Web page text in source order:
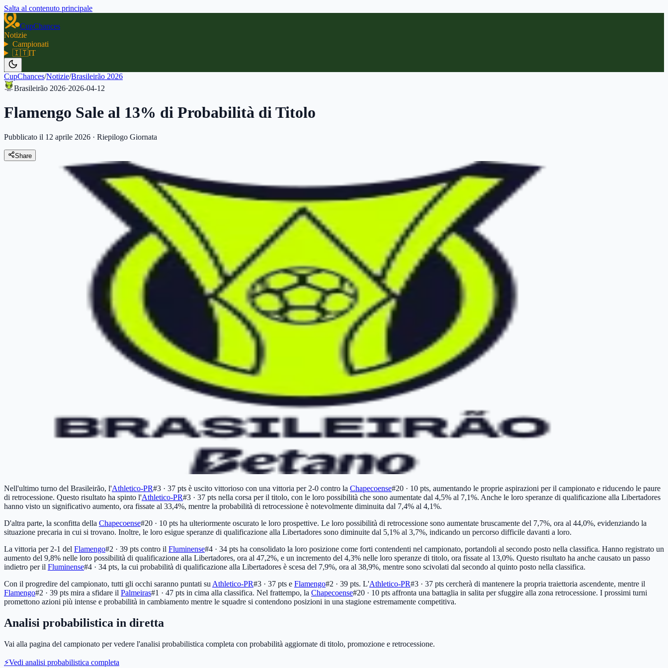
Salta al contenuto principale
CupChances
Notizie
Campionati
🇮🇹IT
CupChances/Notizie/Brasileirão 2026
Brasileirão 2026·2026-04-12
Flamengo Sale al 13% di Probabilità di Titolo
Pubblicato il 12 aprile 2026 · Riepilogo Giornata
Share
Nell'ultimo turno del Brasileirão, l'Athletico-PR#3 · 37 pts è uscito vittorioso con una vittoria per 2-0 contro la Chapecoense#20 · 10 pts, aumentando le proprie aspirazioni per il campionato e riducendo le paure
di retrocessione. Questo risultato ha spinto l'Athletico-PR#3 · 37 pts nella corsa per il titolo, con le loro possibilità che sono aumentate dal 4,5% al 7,1%. Anche le loro speranze di qualificazione alla Libertadores
hanno visto un significativo aumento, ora fissate al 33,4%, mentre la probabilità di retrocessione è notevolmente diminuita dal 7,4% al 4,1%.
D'altra parte, la sconfitta della Chapecoense#20 · 10 pts ha ulteriormente oscurato le loro prospettive. Le loro possibilità di retrocessione sono aumentate bruscamente del 7,7%, ora al 44,0%, evidenziando la
situazione precaria in cui si trovano. Inoltre, le loro esigue speranze di qualificazione alla Libertadores sono diminuite dal 5,1% al 3,7%, indicando un percorso difficile davanti a loro.
La vittoria per 2-1 del Flamengo#2 · 39 pts contro il Fluminense#4 · 34 pts ha consolidato la loro posizione come forti contendenti nel campionato, portandoli al secondo posto nella classifica. Hanno registrato un
aumento del 9,8% nelle loro possibilità di qualificazione alla Libertadores, ora al 47,2%, e un incremento del 4,3% nelle loro speranze di titolo, ora fissate al 13,0%. Questo risultato ha anche causato un passo
indietro per il Fluminense#4 · 34 pts, la cui probabilità di qualificazione alla Libertadores è scesa del 7,9%, ora al 38,9%, mentre sono scivolati dal secondo al quinto posto nella classifica.
Con il progredire del campionato, tutti gli occhi saranno puntati su Athletico-PR#3 · 37 pts e Flamengo#2 · 39 pts. L'Athletico-PR#3 · 37 pts cercherà di mantenere la propria traiettoria ascendente, mentre il
Flamengo#2 · 39 pts mira a sfidare il Palmeiras#1 · 47 pts in cima alla classifica. Nel frattempo, la Chapecoense#20 · 10 pts affronta una battaglia in salita per sfuggire alla zona retrocessione. I prossimi turni
promettono azioni più intense e probabilità in cambiamento mentre le squadre si contendono posizioni in una stagione estremamente competitiva.
Analisi probabilistica in diretta
Vai alla pagina del campionato per vedere l'analisi probabilistica completa con probabilità aggiornate di titolo, promozione e retrocessione.
⚡Vedi analisi probabilistica completa